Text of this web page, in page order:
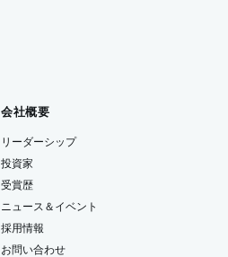
会社概要
リーダーシップ
投資家
受賞歴
ニュース＆イベント
採用情報
お問い合わせ